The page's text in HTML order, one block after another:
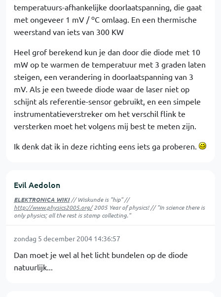
temperatuurs-afhankelijke doorlaatspanning, die gaat
met ongeveer 1 mV /oC omlaag. En een thermische
weerstand van iets van 300 KW
Heel grof berekend kun je dan door die diode met 10
mW op te warmen de temperatuur met 3 graden laten
steigen, een verandering in doorlaatspanning van 3
mV. Als je een tweede diode waar de laser niet op
schijnt als referentie-sensor gebruikt, en een simpele
instrumentatieverstreker om het verschil flink te
versterken moet het volgens mij best te meten zijn.
Ik denk dat ik in deze richting eens iets ga proberen.
Evil Aedolon
ELEKTRONICA WIKI// Wiskunde is "hip" //
http://www.physics2005.org/2005 Year of physics! // "In science there is
only physics; all the rest is stamp collecting."
zondag 5 december 2004 14:36:57
Dan moet je wel al het licht bundelen op de diode
natuurlijk...